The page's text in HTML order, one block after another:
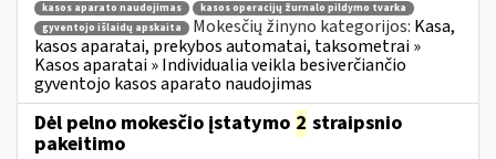
kasos aparato naudojimas
kasos operacijų žurnalo pildymo tvarka
gyventojo išlaidų apskaita
Mokesčių žinyno kategorijos: Kasa,
kasos aparatai, prekybos automatai, taksometrai »
Kasos aparatai » Individualia veikla besiverčiančio
gyventojo kasos aparato naudojimas
Dėl pelno mokesčio įstatymo 2 straipsnio
pakeitimo